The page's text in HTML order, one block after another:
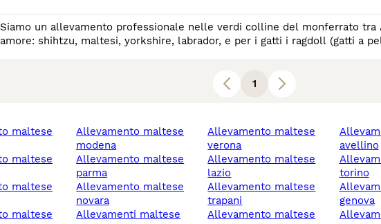
Siamo un allevamento professionale nelle verdi colline del monferrato tra
amore: shihtzu, maltesi, yorkshire, labrador, e per i gatti i ragdoll (gatti a
1
allevamento maltese
modena
allevamento maltese
parma
allevamento maltese
novara
allevamenti maltese
allevamento maltese
verona
allevamento maltese
lazio
allevamento maltese
trapani
allevamento maltese
allevamento maltese
avellino
allevamento maltese
torino
allevamento maltese
genova
allevamento maltese